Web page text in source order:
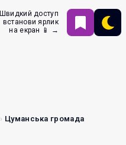
Швидкий доступ
встанови ярлик
на екран 📱 →
Цуманська громада